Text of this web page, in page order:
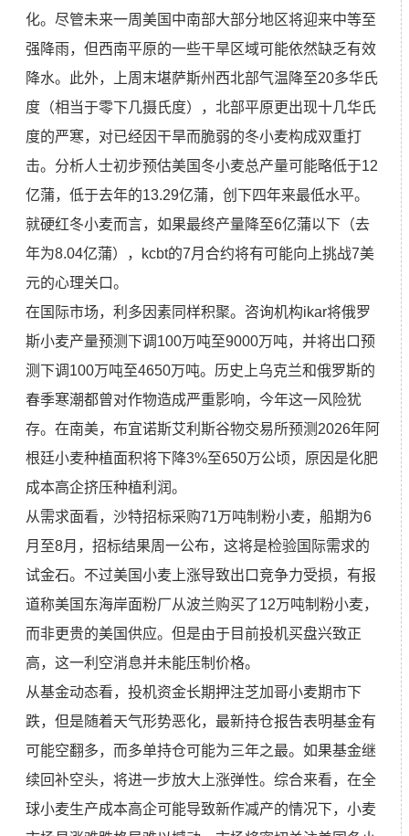
化。尽管未来一周美国中南部大部分地区将迎来中等至
强降雨，但西南平原的一些干旱区域可能依然缺乏有效
降水。此外，上周末堪萨斯州西北部气温降至20多华氏
度（相当于零下几摄氏度），北部平原更出现十几华氏
度的严寒，对已经因干旱而脆弱的冬小麦构成双重打
击。分析人士初步预估美国冬小麦总产量可能略低于12
亿蒲，低于去年的13.29亿蒲，创下四年来最低水平。
就硬红冬小麦而言，如果最终产量降至6亿蒲以下（去
年为8.04亿蒲），kcbt的7月合约将有可能向上挑战7美
元的心理关口。
在国际市场，利多因素同样积聚。咨询机构ikar将俄罗
斯小麦产量预测下调100万吨至9000万吨，并将出口预
测下调100万吨至4650万吨。历史上乌克兰和俄罗斯的
春季寒潮都曾对作物造成严重影响，今年这一风险犹
存。在南美，布宜诺斯艾利斯谷物交易所预测2026年阿
根廷小麦种植面积将下降3%至650万公顷，原因是化肥
成本高企挤压种植利润。
从需求面看，沙特招标采购71万吨制粉小麦，船期为6
月至8月，招标结果周一公布，这将是检验国际需求的
试金石。不过美国小麦上涨导致出口竞争力受损，有报
道称美国东海岸面粉厂从波兰购买了12万吨制粉小麦，
而非更贵的美国供应。但是由于目前投机买盘兴致正
高，这一利空消息并未能压制价格。
从基金动态看，投机资金长期押注芝加哥小麦期市下
跌，但是随着天气形势恶化，最新持仓报告表明基金有
可能空翻多，而多单持仓可能为三年之最。如果基金继
续回补空头，将进一步放大上涨弹性。综合来看，在全
球小麦生产成本高企可能导致新作减产的情况下，小麦